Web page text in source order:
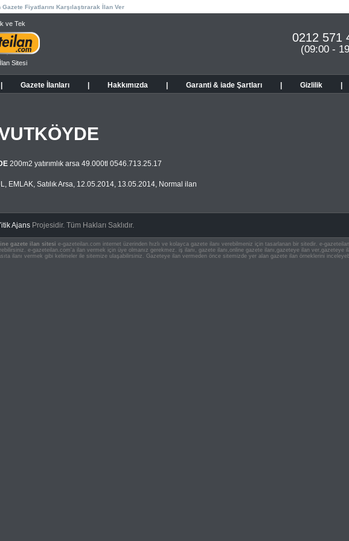
Fiyatlarını Karşılaştırarak İlan Ver
ve Tek
Sitesi
0212 571
(09:00 -
Gazete İlanları Hakkımızda Garanti & iade Şartları Gizlilik
200m2 yatırımlık arsa 49.000tl 0546.713.25.17
, EMLAK, Satılık Arsa, 12.05.2014, 13.05.2014, Normal ilan
Ajans Projesidir.Tüm Hakları Saklıdır.
gazete ilan sitesi e-gazeteilan.com internet üzerinden hızlı ve kolayca gazete ilanı verebilmeniz için tasarlanan bir sitedir. e-
e-gazeteilan.com'a ilan vermek için üye olmanız gerekmez. iş ilanı, gazete ilanı,online gazete ilanı,gazeteye ilan ver,gazeteye
ilanı vermek gibi kelimeler ile sitemize ulaşabilirsiniz. Gazeteye ilan vermeden önce sitemizde yer alan gazete ilan örneklerini